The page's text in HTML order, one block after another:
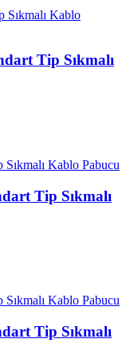
Tip Sıkmalı
Tip Sıkmalı
Tip Sıkmalı